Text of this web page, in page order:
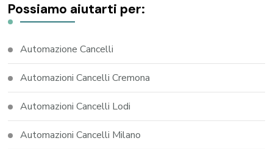
Possiamo aiutarti per:
Automazione Cancelli
Automazioni Cancelli Cremona
Automazioni Cancelli Lodi
Automazioni Cancelli Milano